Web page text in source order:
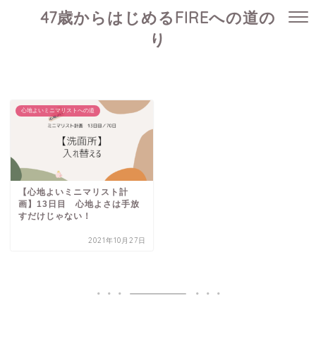
47歳からはじめるFIREへの道の
り
心地よいミニマリストへの道
【心地よいミニマリスト計
画】13日目 心地よさは手放
すだけじゃない！
2021年10月27日